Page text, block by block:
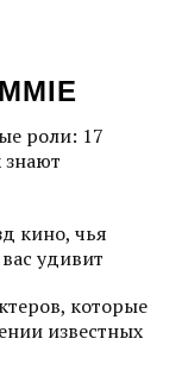
роли: 17
знают
кино, чья
удивит
которые
известных